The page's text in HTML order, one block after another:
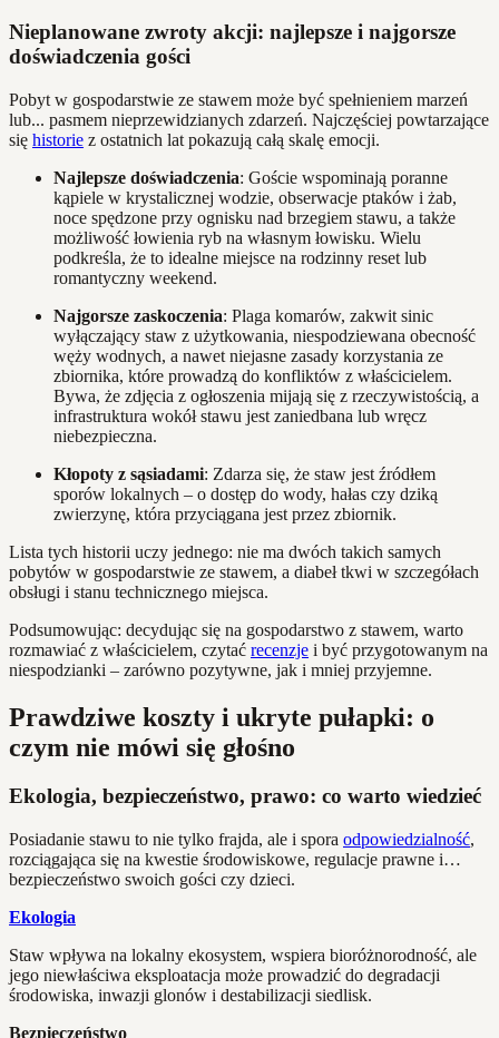
Nieplanowane zwroty akcji: najlepsze i najgorsze
doświadczenia gości
Pobyt w gospodarstwie ze stawem może być spełnieniem marzeń
lub... pasmem nieprzewidzianych zdarzeń. Najczęściej powtarzające
się historie z ostatnich lat pokazują całą skalę emocji.
Najlepsze doświadczenia: Goście wspominają poranne
kąpiele w krystalicznej wodzie, obserwacje ptaków i żab,
noce spędzone przy ognisku nad brzegiem stawu, a także
możliwość łowienia ryb na własnym łowisku. Wielu
podkreśla, że to idealne miejsce na rodzinny reset lub
romantyczny weekend.
Najgorsze zaskoczenia: Plaga komarów, zakwit sinic
wyłączający staw z użytkowania, niespodziewana obecność
węży wodnych, a nawet niejasne zasady korzystania ze
zbiornika, które prowadzą do konfliktów z właścicielem.
Bywa, że zdjęcia z ogłoszenia mijają się z rzeczywistością, a
infrastruktura wokół stawu jest zaniedbana lub wręcz
niebezpieczna.
Kłopoty z sąsiadami: Zdarza się, że staw jest źródłem
sporów lokalnych – o dostęp do wody, hałas czy dziką
zwierzynę, która przyciągana jest przez zbiornik.
Lista tych historii uczy jednego: nie ma dwóch takich samych
pobytów w gospodarstwie ze stawem, a diabeł tkwi w szczegółach
obsługi i stanu technicznego miejsca.
Podsumowując: decydując się na gospodarstwo z stawem, warto
rozmawiać z właścicielem, czytać recenzje i być przygotowanym na
niespodzianki – zarówno pozytywne, jak i mniej przyjemne.
Prawdziwe koszty i ukryte pułapki: o
czym nie mówi się głośno
Ekologia, bezpieczeństwo, prawo: co warto wiedzieć
Posiadanie stawu to nie tylko frajda, ale i spora odpowiedzialność,
rozciągająca się na kwestie środowiskowe, regulacje prawne i…
bezpieczeństwo swoich gości czy dzieci.
Ekologia
Staw wpływa na lokalny ekosystem, wspiera bioróżnorodność, ale
jego niewłaściwa eksploatacja może prowadzić do degradacji
środowiska, inwazji glonów i destabilizacji siedlisk.
Bezpieczeństwo